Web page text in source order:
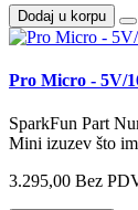
Dodaj u korpu
Pro Micro - 5V/
SparkFun Part
Mini izuzev što
3.295,00 Bez